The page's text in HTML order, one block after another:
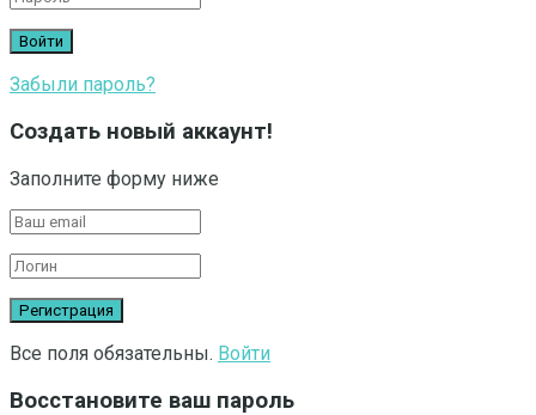
Забыли пароль?
Создать новый аккаунт!
Заполните форму ниже
Все поля обязательны. Войти
Восстановите ваш пароль